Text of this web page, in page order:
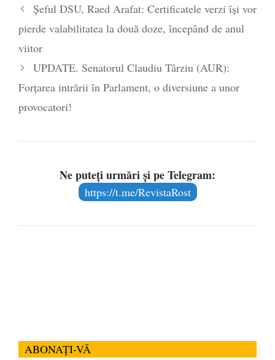
Șeful DSU, Raed Arafat: Certificatele verzi își vor
pierde valabilitatea la două doze, începând de anul
viitor
UPDATE. Senatorul Claudiu Târziu (AUR):
Forțarea intrării în Parlament, o diversiune a unor
provocatori!
Ne puteți urmări și pe Telegram:
https://t.me/RevistaRost
ABONAȚI-VĂ